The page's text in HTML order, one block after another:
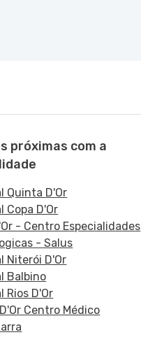
próximas com a
Quinta D'Or
Copa D'Or
- Centro Especialidades
- Salus
Niterói D'Or
Balbino
Rios D'Or
Centro Médico